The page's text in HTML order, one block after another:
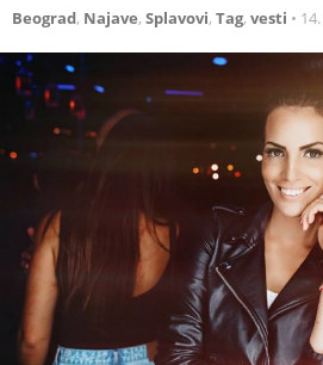
Beograd, Najave, Splavovi, Tag, vesti •